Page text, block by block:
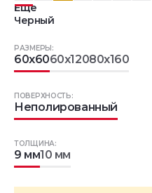
Еще
Черный
РАЗМЕРЫ:
60x6060x12080x160
ТОЛЩИНА:
9 мм10 мм
ПОВЕРХНОСТЬ:
Неполированный